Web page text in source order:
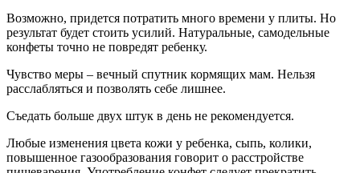
Возможно, придется потратить много времени у плиты. Но
результат будет стоить усилий. Натуральные, самодельные
конфеты точно не повредят ребенку.
Чувство меры – вечный спутник кормящих мам. Нельзя
расслабляться и позволять себе лишнее.
Съедать больше двух штук в день не рекомендуется.
Любые изменения цвета кожи у ребенка, сыпь, колики,
повышенное газообразования говорит о расстройстве